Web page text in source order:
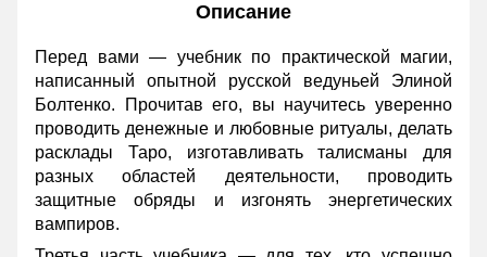
Описание
Перед вами — учебник по практической магии,
написанный опытной русской ведуньей Элиной
Болтенко. Прочитав его, вы научитесь уверенно
проводить денежные и любовные ритуалы, делать
расклады Таро, изготавливать талисманы для
разных областей деятельности, проводить
защитные обряды и изгонять энергетических
вампиров.